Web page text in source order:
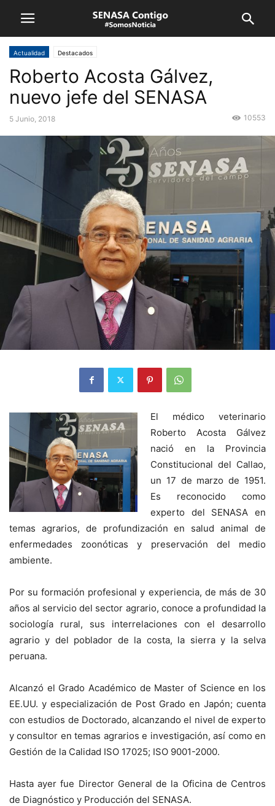
Actualidad Destacados
Roberto Acosta Gálvez,
nuevo jefe del SENASA
5 Junio, 2018 10553
El médico veterinario
Roberto Acosta Gálvez
nació en la Provincia
Constitucional del Callao,
un 17 de marzo de 1951.
Es reconocido como
experto del SENASA en
temas agrarios, de profundización en salud animal de
enfermedades zoonóticas y preservación del medio
ambiente.
Por su formación profesional y experiencia, de más de 30
años al servicio del sector agrario, conoce a profundidad la
sociología rural, sus interrelaciones con el desarrollo
agrario y del poblador de la costa, la sierra y la selva
peruana.
Alcanzó el Grado Académico de Master of Science en los
EE.UU. y especialización de Post Grado en Japón; cuenta
con estudios de Doctorado, alcanzando el nivel de experto
y consultor en temas agrarios e investigación, así como en
Gestión de la Calidad ISO 17025; ISO 9001-2000.
Hasta ayer fue Director General de la Oficina de Centros
de Diagnóstico y Producción del SENASA.